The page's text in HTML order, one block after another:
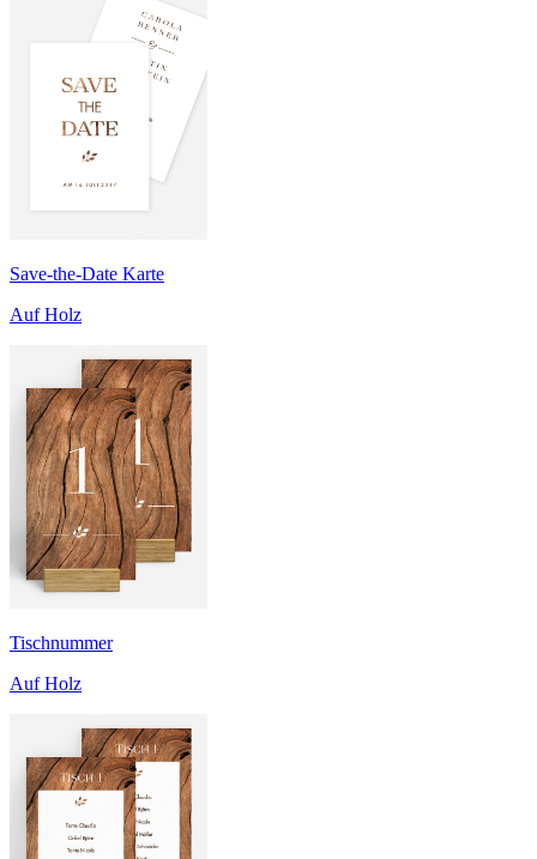
Save-the-Date Karte
Auf Holz
Tischnummer
Auf Holz